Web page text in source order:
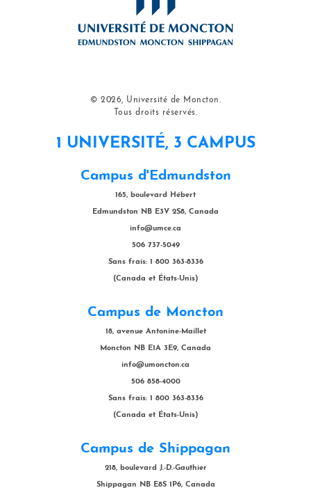
© 2026, Université de Moncton.
Tous droits réservés.
1 UNIVERSITÉ, 3 CAMPUS
Campus d'Edmundston
165, boulevard Hébert
Edmundston NB E3V 2S8, Canada
info@umce.ca
506 737-5049
Sans frais: 1 800 363-8336
(Canada et États-Unis)
Campus de Moncton
18, avenue Antonine-Maillet
Moncton NB E1A 3E9, Canada
info@umoncton.ca
506 858-4000
Sans frais: 1 800 363-8336
(Canada et États-Unis)
Campus de Shippagan
218, boulevard J.-D.-Gauthier
Shippagan NB E8S 1P6, Canada